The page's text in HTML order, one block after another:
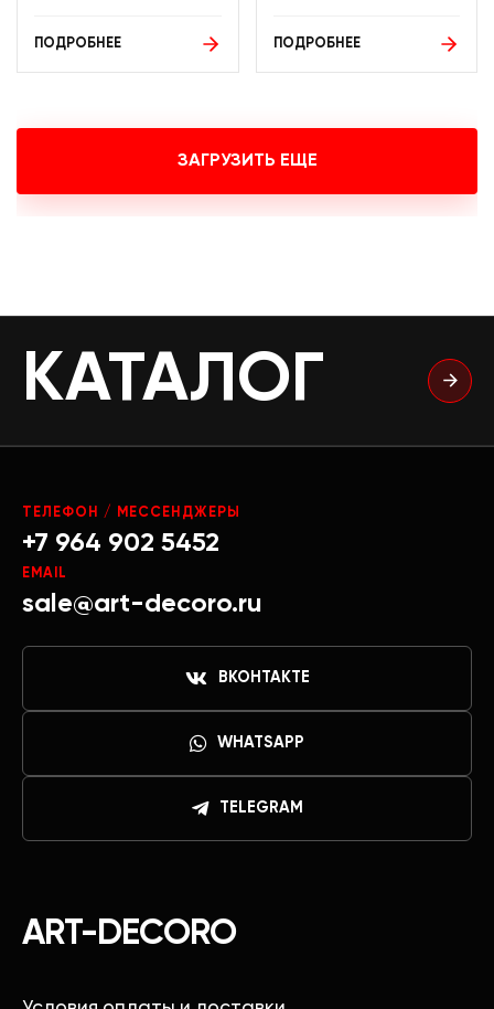
ПОДРОБНЕЕ ПОДРОБНЕЕ
ЗАГРУЗИТЬ ЕЩЕ
КАТАЛОГ
ART-DECORO
ТЕЛЕФОН / МЕССЕНДЖЕРЫ
+7 964 902 5452
EMAIL
sale@art-decoro.ru
ВКОНТАКТЕ
WHATSAPP
TELEGRAM